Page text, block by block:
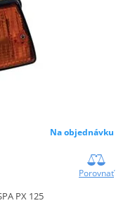
Na objednávku
Porovnať
PX 125